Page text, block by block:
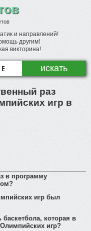
и направлений!
другим!
викторина!
раз
игр в
в программу
игр был
баскетбола, которая в
игр?